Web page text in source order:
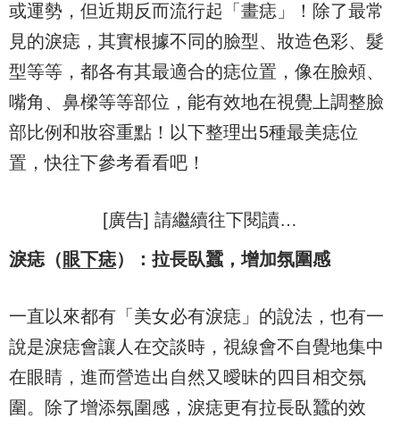
或運勢，但近期反而流行起「畫痣」！除了最常
見的淚痣，其實根據不同的臉型、妝造色彩、髮
型等等，都各有其最適合的痣位置，像在臉頰、
嘴角、鼻樑等等部位，能有效地在視覺上調整臉
部比例和妝容重點！以下整理出5種最美痣位
置，快往下參考看看吧！
[廣告] 請繼續往下閱讀…
淚痣（ 眼下痣）：拉長臥蠶，增加氛圍感
一直以來都有「美女必有淚痣」的說法，也有一
說是淚痣會讓人在交談時，視線會不自覺地集中
在眼睛，進而營造出自然又曖昧的四目相交氛
圍。除了增添氛圍感，淚痣更有拉長臥蠶的效